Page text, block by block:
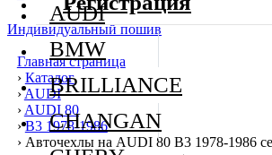
Индивидуальный пошив
Главная страница
› Каталог
›AUDI
› AUDI 80
› В3 1978-1986
› Авточехлы на AUDI 80 В3 1978-1986
AUDI
BMW
BRILLIANCE
CHANGAN